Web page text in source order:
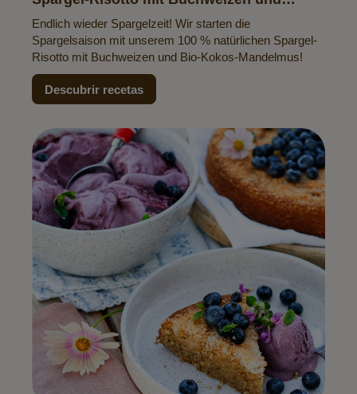
Endlich wieder Spargelzeit! Wir starten die
Spargelsaison mit unserem 100 % natürlichen Spargel-
Risotto mit Buchweizen und Bio-Kokos-Mandelmus!
Descubrir recetas